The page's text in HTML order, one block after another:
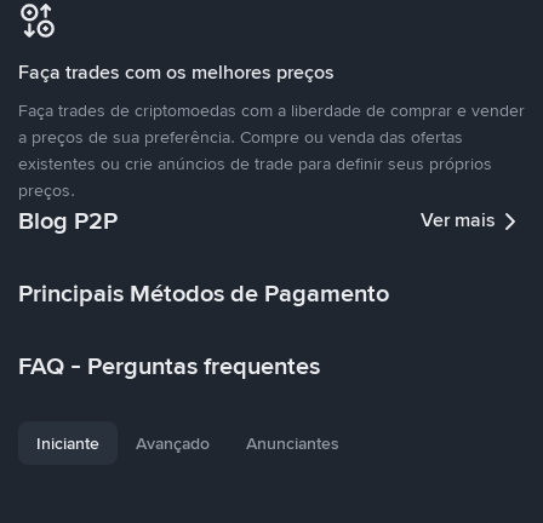
Faça trades com os melhores preços
Faça trades de criptomoedas com a liberdade de comprar e vender
a preços de sua preferência. Compre ou venda das ofertas
existentes ou crie anúncios de trade para definir seus próprios
preços.
Blog P2P Ver mais
Principais Métodos de Pagamento
FAQ - Perguntas frequentes
Iniciante Avançado Anunciantes